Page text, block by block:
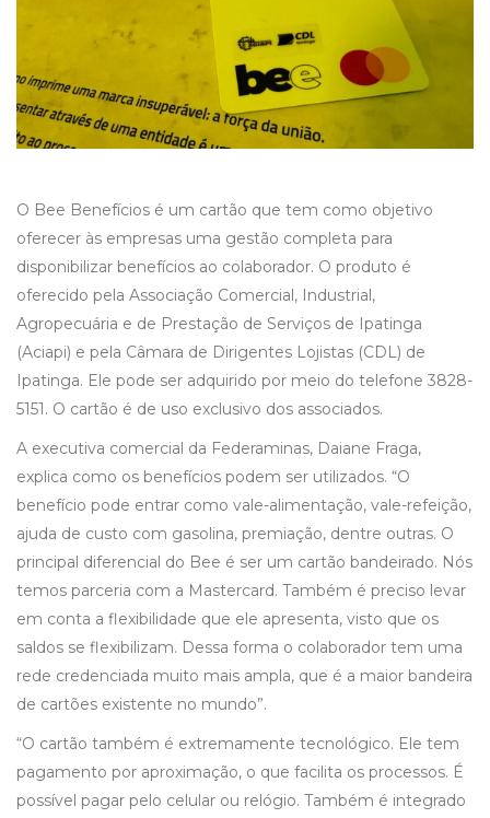
O Bee Benefícios é um cartão que tem como objetivo
oferecer às empresas uma gestão completa para
disponibilizar benefícios ao colaborador. O produto é
oferecido pela Associação Comercial, Industrial,
Agropecuária e de Prestação de Serviços de Ipatinga
(Aciapi) e pela Câmara de Dirigentes Lojistas (CDL) de
Ipatinga. Ele pode ser adquirido por meio do telefone 3828-
5151. O cartão é de uso exclusivo dos associados.
A executiva comercial da Federaminas, Daiane Fraga,
explica como os benefícios podem ser utilizados. “O
benefício pode entrar como vale-alimentação, vale-refeição,
ajuda de custo com gasolina, premiação, dentre outras. O
principal diferencial do Bee é ser um cartão bandeirado. Nós
temos parceria com a Mastercard. Também é preciso levar
em conta a flexibilidade que ele apresenta, visto que os
saldos se flexibilizam. Dessa forma o colaborador tem uma
rede credenciada muito mais ampla, que é a maior bandeira
de cartões existente no mundo”.
“O cartão também é extremamente tecnológico. Ele tem
pagamento por aproximação, o que facilita os processos. É
possível pagar pelo celular ou relógio. Também é integrado